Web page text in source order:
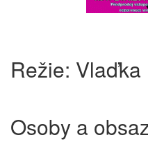
Režie: Vlaďka
Osoby a